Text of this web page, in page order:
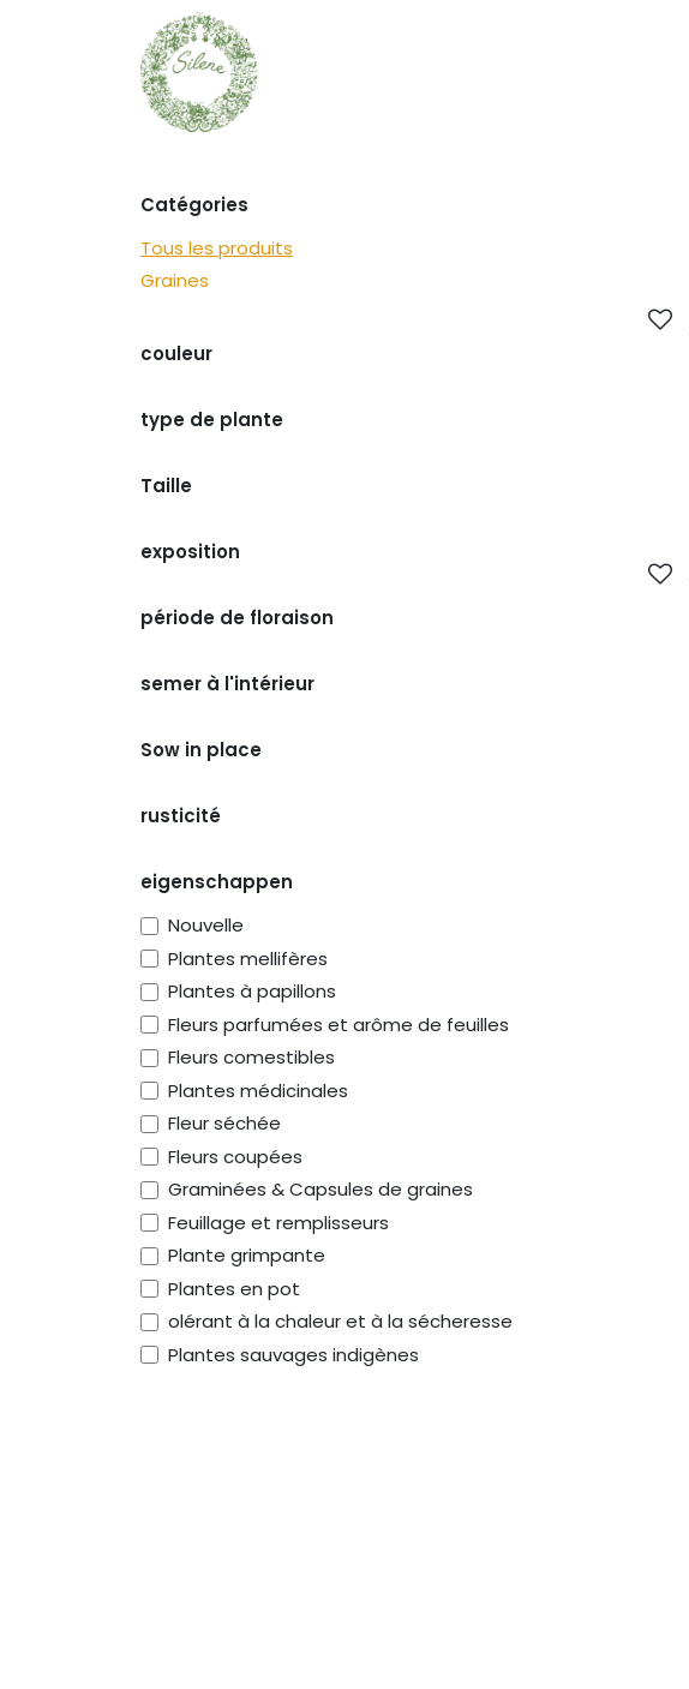
Se rendre au contenu
Catégories
Tous les produits
Graines
couleur
type de plante
Taille
exposition
période de floraison
semer à l'intérieur
Sow in place
rusticité
eigenschappen
Nouvelle
Plantes mellifères
Plantes à papillons
Fleurs parfumées et arôme de feuilles
Fleurs comestibles
Plantes médicinales
Fleur séchée
Fleurs coupées
Graminées & Capsules de graines
Feuillage et remplisseurs
Plante grimpante
Plantes en pot
olérant à la chaleur et à la sécheresse
Plantes sauvages indigènes